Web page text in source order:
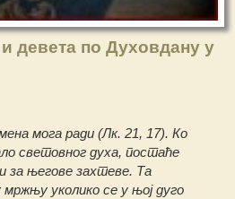
девета по Духовдану у
мога ради (Лк. 21, 17). Ко
световног духа, постаће
за његове захтеве. Та
уколико се у њој дуго